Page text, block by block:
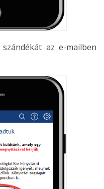
az e-mailben